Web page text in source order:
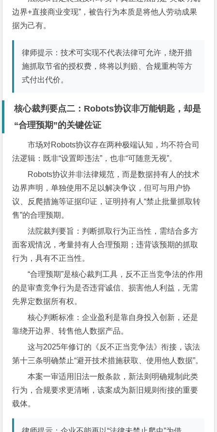
边界+直接商业变现”，被告行为本质是将他人劳动成果
据为己有。
律师提示：技术可实现不代表法律可允许，绕开措
施抓取节省的授权费，终将以判赔、合规重构等方
式付出代价。
核心裁判要点二：Robots协议非万能钥匙，却是
“合理预期”的关键佐证
市场对Robots协议存在两种极端认知，均不符合司
法逻辑：既非“设置即违法”，也非“可随意无视”。
Robots协议并非法律规范，而是数据持有人的技术
边界声明，单独使用不足以解决争议，但可与用户协
议、反爬措施等证据印证，证明持有人“禁止批量抓取转
售”的合理预期。
法院裁判要旨：判断抓取行为正当性，需结合多方
面客观情况，考量持有人合理预期；违背该预期的抓取
行为，具有不正当性。
“合理预期”是核心裁判工具，反不正当竞争法的作用
的是审查竞争行为是否违背诚信、损害他人利益，无需
先界定数据所有权。
核心判断标准：企业盈利是靠自身投入创新，还是
靠绕开边界、转售他人数据产品。
这与2025年修订的《反不正当竞争法》衔接，该法
第十三条明确禁止“避开技术措施获取、使用他人数据”。
本案一审适用旧法一般条款，新法则明确规制此类
行为，合规要求更清晰，该案成为新旧规则衔接的重要
载体。